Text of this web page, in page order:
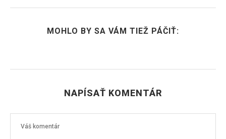
MOHLO BY SA VÁM TIEŽ PÁČIŤ:
NAPÍSAŤ KOMENTÁR